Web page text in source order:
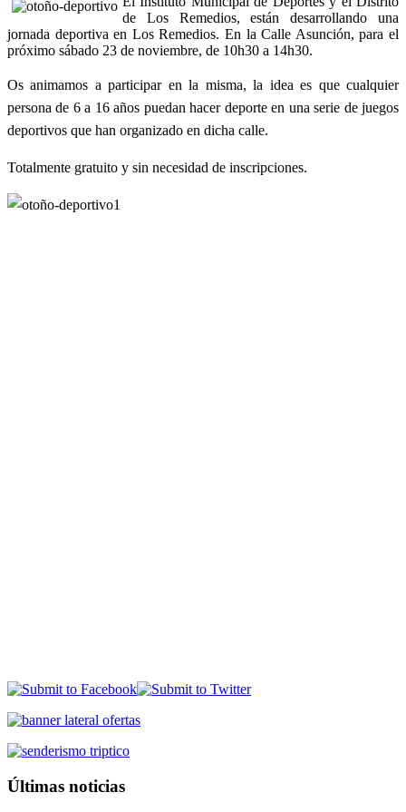
de Los Remedios, están desarrollando una
jornada deportiva en Los Remedios. En la Calle Asunción, para el
próximo sábado 23 de noviembre, de 10h30 a 14h30.
Os animamos a participar en la misma, la idea es que cualquier
persona de 6 a 16 años puedan hacer deporte en una serie de juegos
deportivos que han organizado en dicha calle.
Totalmente gratuito y sin necesidad de inscripciones.
Últimas noticias